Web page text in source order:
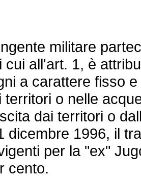
militare
cui all'art. 1, è
a carattere fisso
territori o nelle
dai territori o
dicembre 1996, il
per la "ex"
cento.